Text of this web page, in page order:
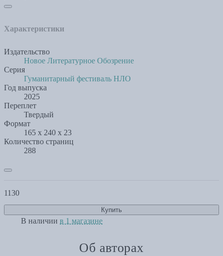
Характеристики
Издательство
Новое Литературное Обозрение
Серия
Гуманитарный фестиваль НЛО
Год выпуска
2025
Переплет
Твердый
Формат
165 x 240 x 23
Количество страниц
288
1130
Купить
В наличии в 1 магазине
Об авторах